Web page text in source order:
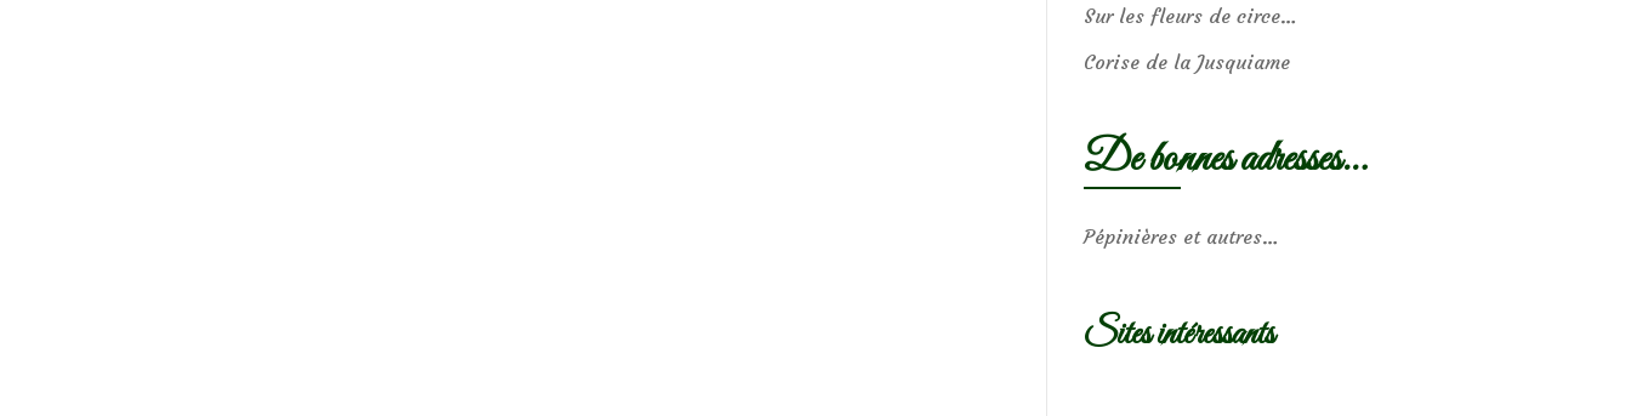
Sur les fleurs de circe…
Corise de la Jusquiame
De bonnes adresses…
Pépinières et autres…
Sites intéressants